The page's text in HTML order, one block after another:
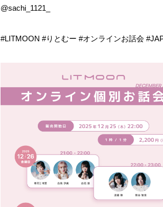
@sachi_1121_
#LITMOON #りとむー #オンラインお話会